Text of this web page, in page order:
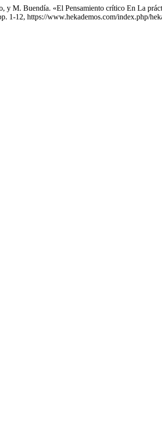
y M. Buendía. «El Pensamiento crítico En La
1-12, https://www.hekademos.com/index.php/